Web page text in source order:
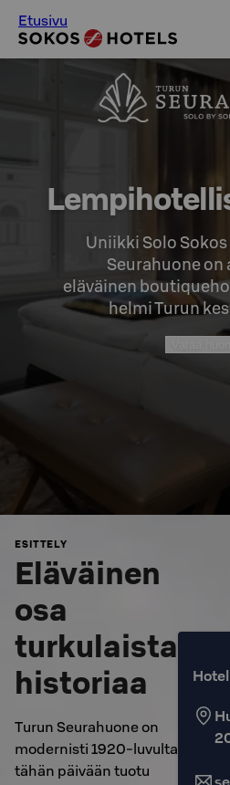
Etusivu
Uniikki Solo
Seurahuone on
eläväinen
helmi Turun
ESITTELY
Eläväinen
osa
turkulaista
historiaa
Turun Seurahuone on
modernisti 1920-luvulta
tähän päivään tuotu